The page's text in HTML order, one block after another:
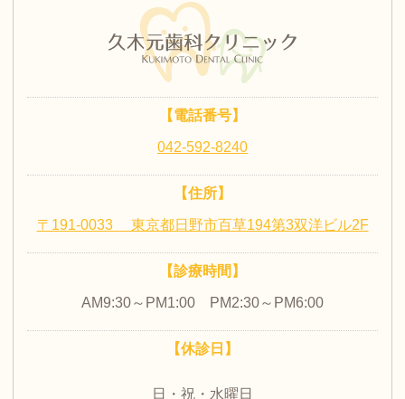
【電話番号】
042-592-8240
【住所】
〒191-0033 東京都日野市百草194第3双洋ビル2F
【診療時間】
AM9:30～PM1:00 PM2:30～PM6:00
【休診日】
日・祝・水曜日
小児歯科
審美歯科